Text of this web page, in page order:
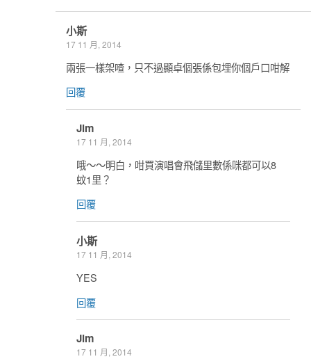
小斯
17 11 月, 2014
兩張一樣架喳，只不過顯卓個張係包埋你個戶口咁解
回覆
Jim
17 11 月, 2014
哦～～明白，咁買演唱會飛儲里數係咪都可以8
蚊1里？
回覆
小斯
17 11 月, 2014
YES
回覆
Jim
17 11 月, 2014